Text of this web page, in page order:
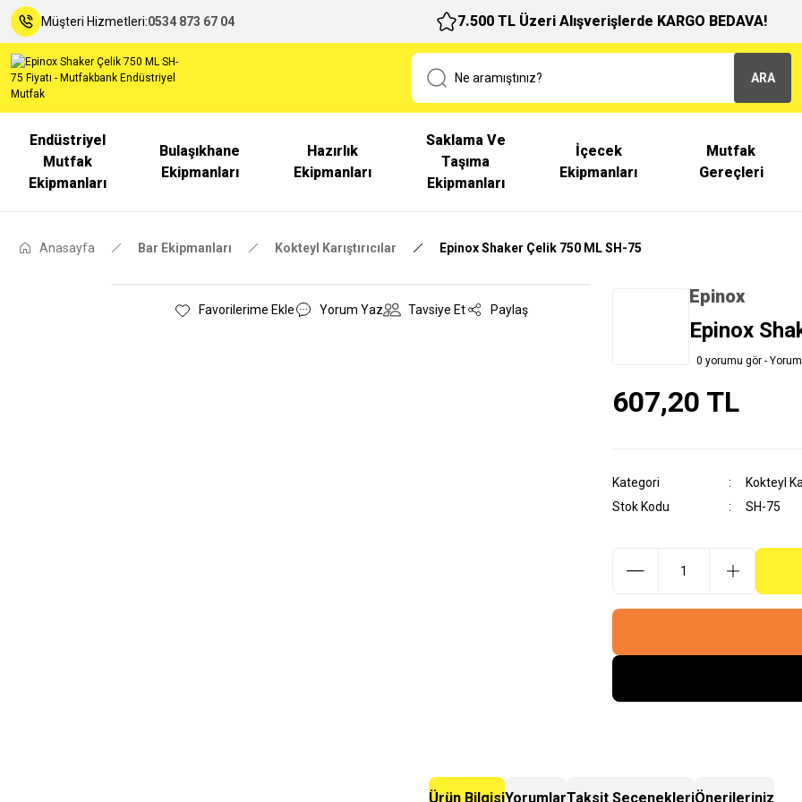
Müşteri Hizmetleri:0534 873 67 04 7.500 TL Üzeri Alışverişlerde KARGO BEDAVA!
ARA
Endüstriyel
Mutfak
Ekipmanları
Bulaşıkhane
Ekipmanları
Hazırlık
Ekipmanları
Saklama Ve
Taşıma
Ekipmanları
İçecek
Ekipmanları
Mutfak
Gereçleri
Anasayfa Bar Ekipmanları Kokteyl Karıştırıcılar Epinox Shaker Çelik 750 ML SH-75
Yorum Yaz Tavsiye Et Paylaş
Epinox
Epinox
0 yorumu gör -
607,20 TL
Kategori
Kokteyl
Stok Kodu
SH-75
Ürün BilgisiYorumlarTaksit SeçenekleriÖnerileriniz